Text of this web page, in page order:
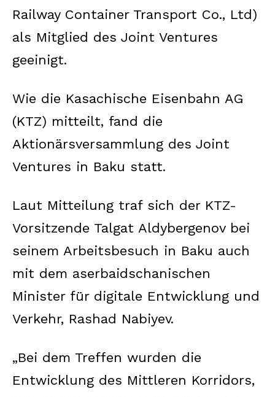
Railway Container Transport Co., Ltd)
als Mitglied des Joint Ventures
geeinigt.
Wie die Kasachische Eisenbahn AG
(KTZ) mitteilt, fand die
Aktionärsversammlung des Joint
Ventures in Baku statt.
Laut Mitteilung traf sich der KTZ-
Vorsitzende Talgat Aldybergenov bei
seinem Arbeitsbesuch in Baku auch
mit dem aserbaidschanischen
Minister für digitale Entwicklung und
Verkehr, Rashad Nabiyev.
„Bei dem Treffen wurden die
Entwicklung des Mittleren Korridors,